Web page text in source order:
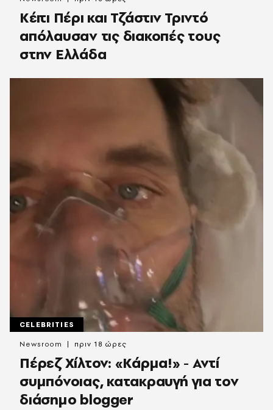
Κέιτι Πέρι και Τζάστιν Τριντό
απόλαυσαν τις διακοπές τους
στην Ελλάδα
CELEBRITIES
Πέρεζ Χίλτον: «Κάρμα!» - Αντί
συμπόνοιας, κατακραυγή για τον
διάσημο blogger
Newsroom πριν 18 ώρες